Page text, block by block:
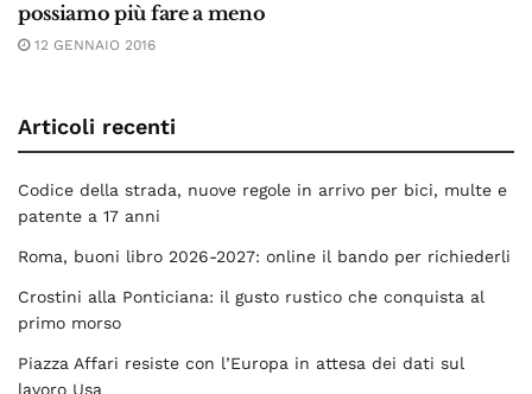
possiamo più fare a meno
12 GENNAIO 2016
Articoli recenti
Codice della strada, nuove regole in arrivo per bici, multe e
patente a 17 anni
Roma, buoni libro 2026-2027: online il bando per richiederli
Crostini alla Ponticiana: il gusto rustico che conquista al
primo morso
Piazza Affari resiste con l’Europa in attesa dei dati sul
lavoro Usa